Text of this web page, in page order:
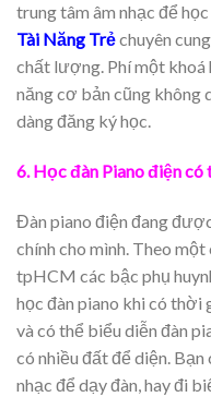
trung tâm âm nhạc để
Tài Năng Trẻchuyên
chất lượng. Phí một khoá
năng cơ bản cũng không
dàng đăng ký học.
6. Học đàn Piano điện
Đàn piano điện đang
chính cho mình. Theo
tpHCM các bậc phụ
học đàn piano khi có thời
và có thể biểu diễn đàn
có nhiều đất để diện.
nhạc để dạy đàn, hay đi